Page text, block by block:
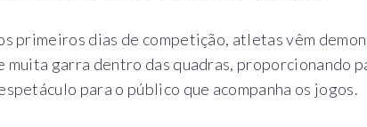
primeiros dias de competição, atletas vêm
muita garra dentro das quadras, proporcionando
para o público que acompanha os jogos.